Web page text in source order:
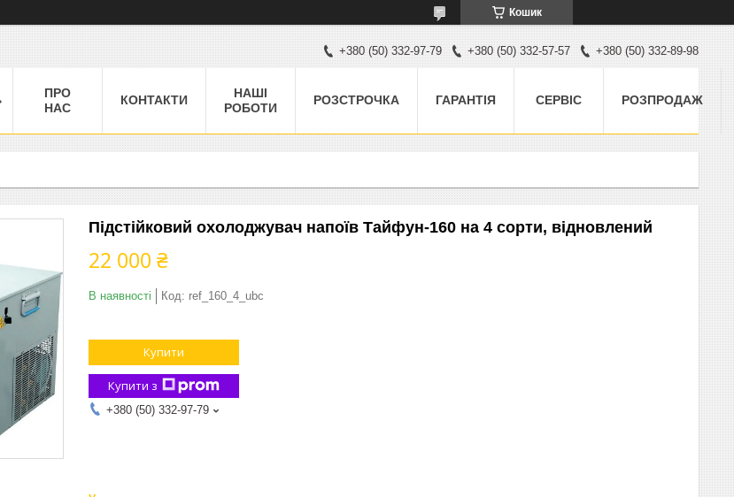
Кошик
+380 (50) 332-97-79 +380 (50) 332-57-57 +380 (50) 332-89-98
ПРО
НАС
КОНТАКТИ
НАШІ
РОБОТИ
РОЗСТРОЧКА ГАРАНТІЯ СЕРВІС РОЗПРОДАЖ
Підстійковий охолоджувач напоїв Тайфун-160 на 4 сорти, відновлений
22 000 ₴
В наявності Код: ref_160_4_ubc
Купити
Купити з
+380 (50) 332-97-79